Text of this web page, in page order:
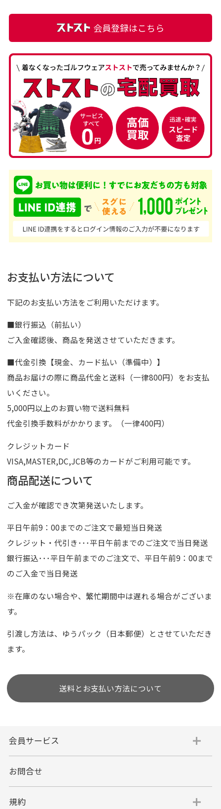
会員登録はこちら
お支払い方法について
下記のお支払い方法をご利用いただけます。
■銀行振込（前払い）
ご入金確認後、商品を発送させていただきます。
■代金引換【現金、カード払い（準備中）】
商品お届けの際に商品代金と送料（一律800円）をお支払
いください。
5,000円以上のお買い物で送料無料
代金引換手数料がかかります。（一律400円）
クレジットカード
VISA,MASTER,DC,JCB等のカードがご利用可能です。
商品配送について
ご入金が確認でき次第発送いたします。
平日午前9：00までのご注文で最短当日発送
クレジット・代引き･･･平日午前までのご注文で当日発送
銀行振込･･･平日午前までのご注文で、平日午前9：00まで
のご入金で当日発送
※在庫のない場合や、繁忙期間中は遅れる場合がございま
す。
引渡し方法は、ゆうパック（日本郵便）とさせていただき
ます。
送料とお支払い方法について
会員サービス
お問合せ
規約